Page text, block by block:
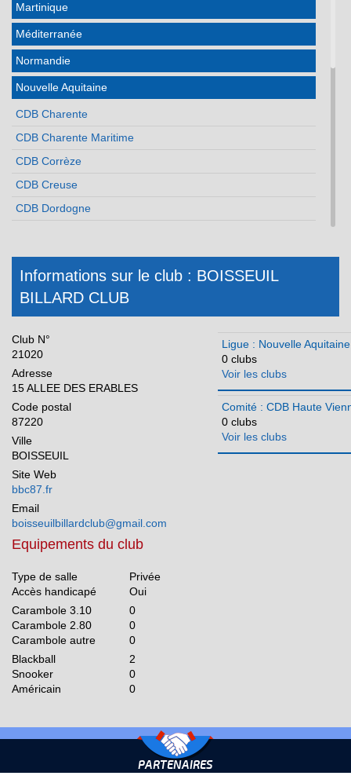
Martinique
Méditerranée
Normandie
Nouvelle Aquitaine
CDB Charente
CDB Charente Maritime
CDB Corrèze
CDB Creuse
CDB Dordogne
CDB Landes
CDB Lot et Garonne
CDB Pyrénées Atlantiques
CDB Vienne
CDB Haute Vienne
Pays de la Loire
Réunion
Informations sur le club : BOISSEUIL
BILLARD CLUB
Club N°
21020
Adresse
15 ALLEE DES ERABLES
Code postal
87220
Ville
BOISSEUIL
Site Web
bbc87.fr
Email
boisseuilbillardclub@gmail.com
Ligue : Nouvelle Aquitaine
0 clubs
Voir les clubs
Comité : CDB Haute
0 clubs
Voir les clubs
Equipements du club
Type de salle
Privée
Accès handicapé
Oui
Carambole 3.10
0
Carambole 2.80
0
Carambole autre
0
Blackball
2
Snooker
0
Américain
0
PARTENAIRES